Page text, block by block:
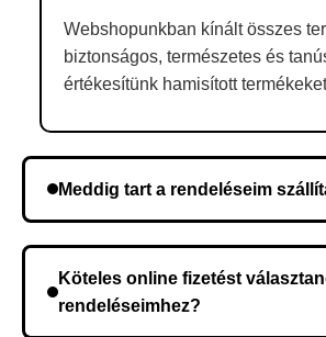
Webshopunkban kínált összes
biztonságos, természetes és
értékesítünk hamisított
Meddig tart a rendeléseim
kerül, és ez az időtartam függ a
Köteles online fizetést
rendeléseimhez?